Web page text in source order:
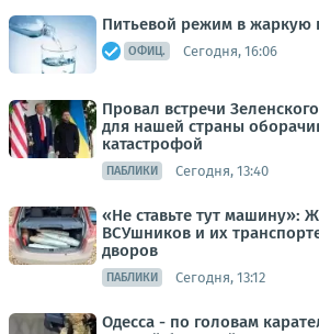
Питьевой режим в жаркую
ОФИЦ. Сегодня, 16:06
Провал встречи
для нашей страны
катастрофой
ПАБЛИКИ Сегодня, 13:40
«Не ставьте тут машину»:
ВСУшников и их
дворов
ПАБЛИКИ Сегодня, 13:12
Одесса - по головам